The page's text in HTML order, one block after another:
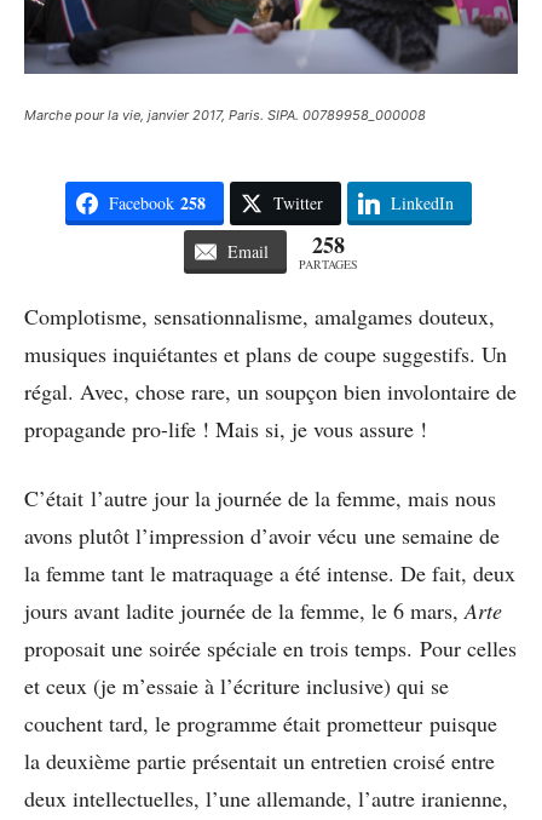
Marche pour la vie, janvier 2017, Paris. SIPA. 00789958_000008
Facebook 258 Twitter LinkedIn
Email 258
PARTAGES
Complotisme, sensationnalisme, amalgames douteux,
musiques inquiétantes et plans de coupe suggestifs. Un
régal. Avec, chose rare, un soupçon bien involontaire de
propagande pro-life ! Mais si, je vous assure !
C’était l’autre jour la journée de la femme, mais nous
avons plutôt l’impression d’avoir vécu une semaine de
la femme tant le matraquage a été intense. De fait, deux
jours avant ladite journée de la femme, le 6 mars,Arte
proposait une soirée spéciale en trois temps. Pour celles
et ceux (je m’essaie à l’écriture inclusive) qui se
couchent tard, le programme était prometteur puisque
la deuxième partie présentait un entretien croisé entre
deux intellectuelles, l’une allemande, l’autre iranienne,